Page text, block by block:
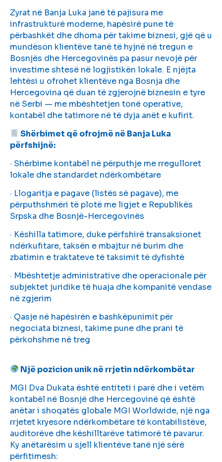
Zyrat në Banja Luka janë të pajisura me
infrastrukturë moderne, hapësirë pune të
përbashkët dhe dhoma për takime biznesi, gjë që u
mundëson klientëve tanë të hyjnë në tregun e
Bosnjës dhe Hercegovinës pa pasur nevojë për
investime shtesë në logjistikën lokale. E njëjta
lehtësi u ofrohet klientëve nga Bosnja dhe
Hercegovina që duan të zgjerojnë biznesin e tyre
në Serbi — me mbështetjen tonë operative,
kontabël dhe tatimore në të dyja anët e kufirit.
Shërbimet që ofrojmë në Banja Luka
përfshijnë:
· Shërbime kontabël në përputhje me rregulloret
lokale dhe standardet ndërkombëtare
· Llogaritja e pagave (listës së pagave), me
përputhshmëri të plotë me ligjet e Republikës
Srpska dhe Bosnjë-Hercegovinës
· Këshilla tatimore, duke përfshirë transaksionet
ndërkufitare, taksën e mbajtur në burim dhe
zbatimin e traktateve të taksimit të dyfishtë
· Mbështetje administrative dhe operacionale për
subjektet juridike të huaja dhe kompanitë vendase
në zgjerim
· Qasje në hapësirën e bashkëpunimit për
negociata biznesi, takime pune dhe prani të
përkohshme në treg
Një pozicion unik në rrjetin ndërkombëtar
MGI Dva Dukata është entiteti i parë dhe i vetëm
kontabël në Bosnjë dhe Hercegovinë që është
anëtar i shoqatës globale MGI Worldwide, një nga
rrjetet kryesore ndërkombëtare të kontabilistëve,
auditorëve dhe këshilltarëve tatimorë të pavarur.
Ky anëtarësim u sjell klientëve tanë një sërë
përfitimesh: